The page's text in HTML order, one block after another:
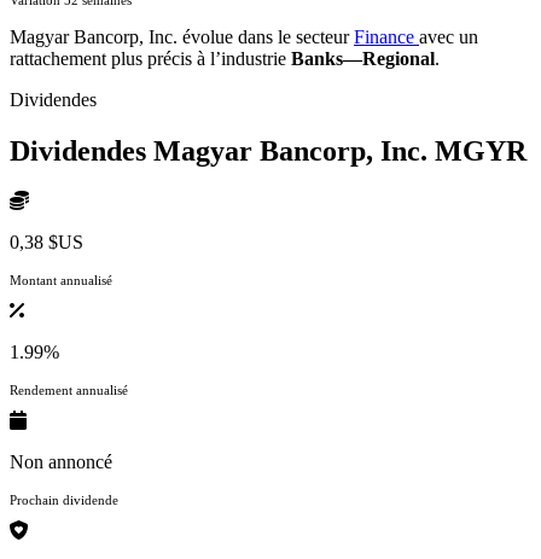
Magyar Bancorp, Inc. évolue dans le secteurFinance avec un
rattachement plus précis à l’industrie Banks—Regional.
Dividendes
Dividendes Magyar Bancorp, Inc. MGYR
0,38 $US
Montant annualisé
1.99%
Rendement annualisé
Non annoncé
Prochain dividende